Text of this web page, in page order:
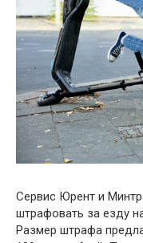
Сервис Юрент и
штрафовать за езду
Размер штрафа